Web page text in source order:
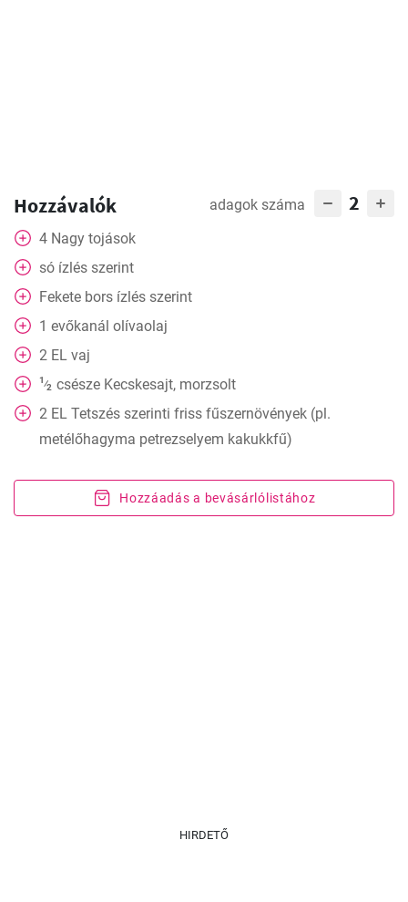
Hozzávalók adagok száma 2
4 Nagy tojások
só ízlés szerint
Fekete bors ízlés szerint
1 evőkanál olívaolaj
2 EL vaj
1⁄2 csésze Kecskesajt, morzsolt
2 EL Tetszés szerinti friss fűszernövények (pl.
metélőhagyma petrezselyem kakukkfű)
Hozzáadás a bevásárlólistához
HIRDETŐ